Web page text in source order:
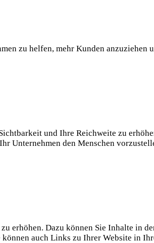
zu helfen, mehr Kunden anzuziehen
und Ihre Reichweite zu
Unternehmen den Menschen
erhöhen. Dazu können Sie Inhalte in
auch Links zu Ihrer Website in